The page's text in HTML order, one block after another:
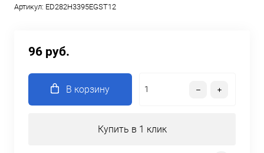
Артикул: ED282Н3395EGST12
96 руб.
В корзину
Купить в 1 клик